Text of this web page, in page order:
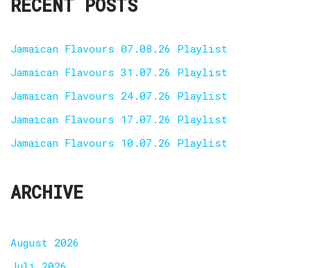
RECENT POSTS
Jamaican Flavours 07.08.26 Playlist
Jamaican Flavours 31.07.26 Playlist
Jamaican Flavours 24.07.26 Playlist
Jamaican Flavours 17.07.26 Playlist
Jamaican Flavours 10.07.26 Playlist
ARCHIVE
August 2026